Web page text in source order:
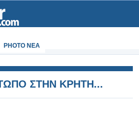
PHOTO NEA
ΣΤΗΝ ΚΡΗΤΗ...